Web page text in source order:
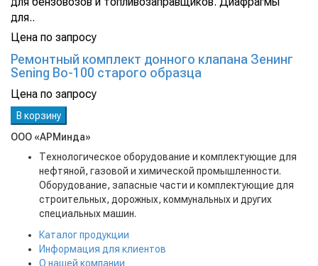
для..
Цена по запросу
Ремонтный комплект донного клапана Зенинг
Sening Bo-100 старого образца
Цена по запросу
В корзину
ООО «АРМинда»
Технологическое оборудование и комплектующие для
нефтяной, газовой и химической промышленности.
Оборудование, запасные части и комплектующие для
строительных, дорожных, коммунальных и других
специальных машин.
Каталог продукции
Информация для клиентов
О нашей компании